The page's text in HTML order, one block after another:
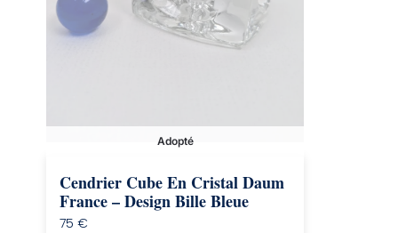
Adopté
Cendrier Cube En Cristal Daum
France – Design Bille Bleue
75€